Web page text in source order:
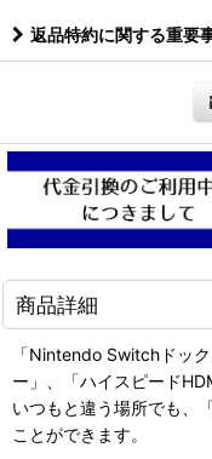
返品特約に関する重要
商品詳細
「Nintendo Switchドッ
ー」、「ハイスピード
いつもと違う場所でも、
ことができます。